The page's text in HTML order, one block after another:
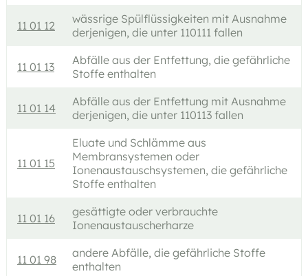
11 01 12
wässrige Spülflüssigkeiten mit Ausnahme
derjenigen, die unter 110111 fallen
11 01 13
Abfälle aus der Entfettung, die gefährliche
Stoffe enthalten
11 01 14
Abfälle aus der Entfettung mit Ausnahme
derjenigen, die unter 110113 fallen
11 01 15
Eluate und Schlämme aus
Membransystemen oder
Ionenaustauschsystemen, die gefährliche
Stoffe enthalten
11 01 16
gesättigte oder verbrauchte
Ionenaustauscherharze
11 01 98
andere Abfälle, die gefährliche Stoffe
enthalten